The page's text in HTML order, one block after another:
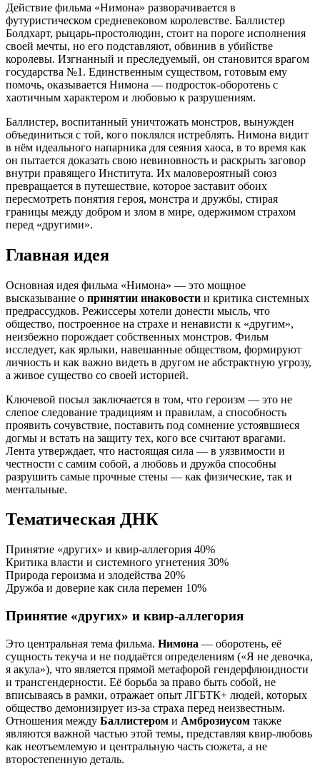
Действие фильма «Нимона» разворачивается в
футуристическом средневековом королевстве. Баллистер
Болдхарт, рыцарь-простолюдин, стоит на пороге исполнения
своей мечты, но его подставляют, обвинив в убийстве
королевы. Изгнанный и преследуемый, он становится врагом
государства №1. Единственным существом, готовым ему
помочь, оказывается Нимона — подросток-оборотень с
хаотичным характером и любовью к разрушениям.
Баллистер, воспитанный уничтожать монстров, вынужден
объединиться с той, кого поклялся истреблять. Нимона видит
в нём идеального напарника для сеяния хаоса, в то время как
он пытается доказать свою невиновность и раскрыть заговор
внутри правящего Института. Их маловероятный союз
превращается в путешествие, которое заставит обоих
пересмотреть понятия героя, монстра и дружбы, стирая
границы между добром и злом в мире, одержимом страхом
перед «другими».
Главная идея
Основная идея фильма «Нимона» — это мощное
высказывание о принятии инаковости и критика системных
предрассудков. Режиссеры хотели донести мысль, что
общество, построенное на страхе и ненависти к «другим»,
неизбежно порождает собственных монстров. Фильм
исследует, как ярлыки, навешанные обществом, формируют
личность и как важно видеть в другом не абстрактную угрозу,
а живое существо со своей историей.
Ключевой посыл заключается в том, что героизм — это не
слепое следование традициям и правилам, а способность
проявить сочувствие, поставить под сомнение устоявшиеся
догмы и встать на защиту тех, кого все считают врагами.
Лента утверждает, что настоящая сила — в уязвимости и
честности с самим собой, а любовь и дружба способны
разрушить самые прочные стены — как физические, так и
ментальные.
Тематическая ДНК
Принятие «других» и квир-аллегория 40%
Критика власти и системного угнетения 30%
Природа героизма и злодейства 20%
Дружба и доверие как сила перемен 10%
Принятие «других» и квир-аллегория
Это центральная тема фильма. Нимона — оборотень, её
сущность текуча и не поддаётся определениям («Я не девочка,
я акула»), что является прямой метафорой гендерфлюидности
и трансгендерности. Её борьба за право быть собой, не
вписываясь в рамки, отражает опыт ЛГБТК+ людей, которых
общество демонизирует из-за страха перед неизвестным.
Отношения между Баллистером и Амброзиусом также
являются важной частью этой темы, представляя квир-любовь
как неотъемлемую и центральную часть сюжета, а не
второстепенную деталь.